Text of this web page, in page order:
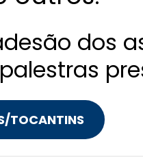
dos
TOCANTINS